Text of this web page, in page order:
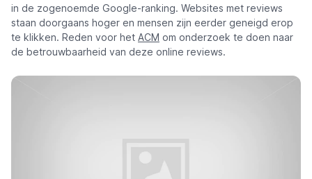
in de zogenoemde Google-ranking. Websites met reviews
staan doorgaans hoger en mensen zijn eerder geneigd erop
te klikken. Reden voor het ACM om onderzoek te doen naar
de betrouwbaarheid van deze online reviews.